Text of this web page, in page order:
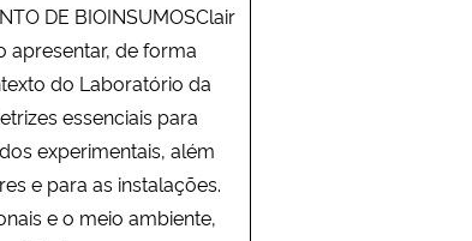
DE BIOINSUMOSClair
apresentar, de forma
do Laboratório da
essenciais para
experimentais, além
e para as instalações.
e o meio ambiente,